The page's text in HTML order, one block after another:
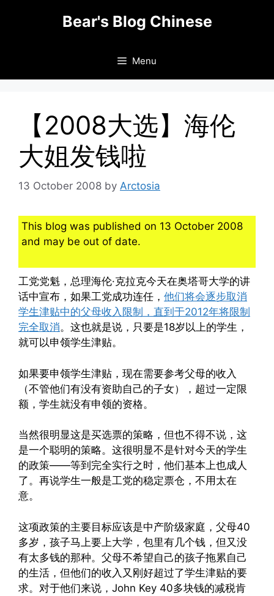
Bear's Blog Chinese
Menu
【2008大选】海伦
大姐发钱啦
13 October 2008 by Arctosia
This blog was published on 13 October 2008
and may be out of date.
工党党魁，总理海伦·克拉克今天在奥塔哥大学的讲
话中宣布，如果工党成功连任， 他们将会逐步取消
学生津贴中的父母收入限制，直到于2012年将限制
完全取消。这也就是说，只要是18岁以上的学生，
就可以申领学生津贴。
如果要申领学生津贴，现在需要参考父母的收入
（不管他们有没有资助自己的子女），超过一定限
额，学生就没有申领的资格。
当然很明显这是买选票的策略，但也不得不说，这
是一个聪明的策略。这很明显不是针对今天的学生
的政策——等到完全实行之时，他们基本上也成人
了。再说学生一般是工党的稳定票仓，不用太在
意。
这项政策的主要目标应该是中产阶级家庭，父母40
多岁，孩子马上要上大学，包里有几个钱，但又没
有太多钱的那种。父母不希望自己的孩子拖累自己
的生活，但他们的收入又刚好超过了学生津贴的要
求。对于他们来说，John Key 40多块钱的减税肯